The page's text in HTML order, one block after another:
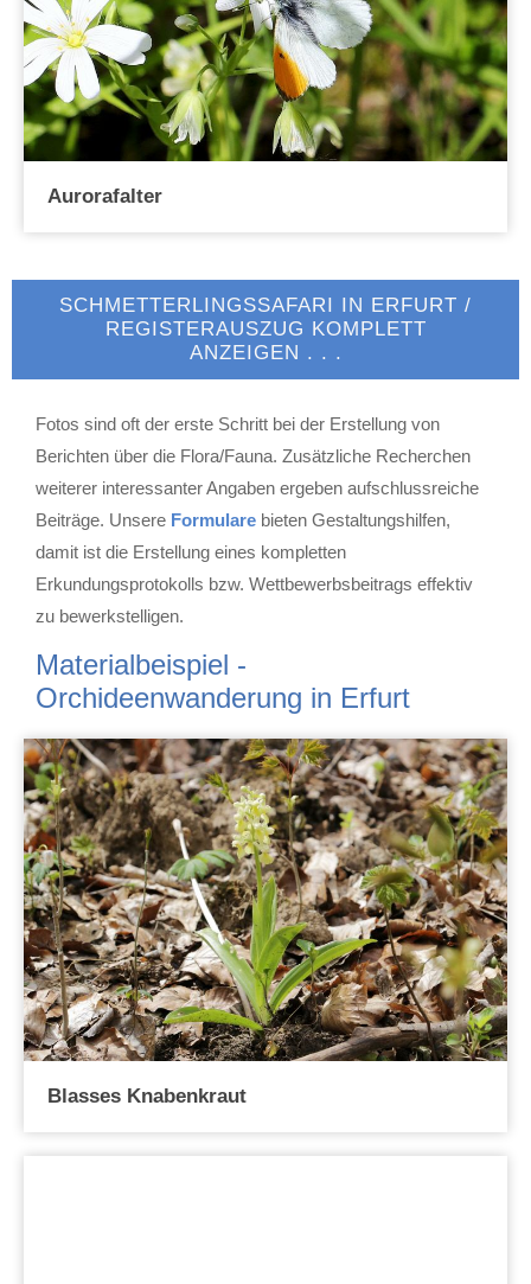
Aurorafalter
SCHMETTERLINGSSAFARI IN ERFURT /
REGISTERAUSZUG KOMPLETT
ANZEIGEN . . .
Fotos sind oft der erste Schritt bei der Erstellung von
Berichten über die Flora/Fauna. Zusätzliche Recherchen
weiterer interessanter Angaben ergeben aufschlussreiche
Beiträge. Unsere Formulare bieten Gestaltungshilfen,
damit ist die Erstellung eines kompletten
Erkundungsprotokolls bzw. Wettbewerbsbeitrags effektiv
zu bewerkstelligen.
Materialbeispiel -
Orchideenwanderung in Erfurt
Blasses Knabenkraut